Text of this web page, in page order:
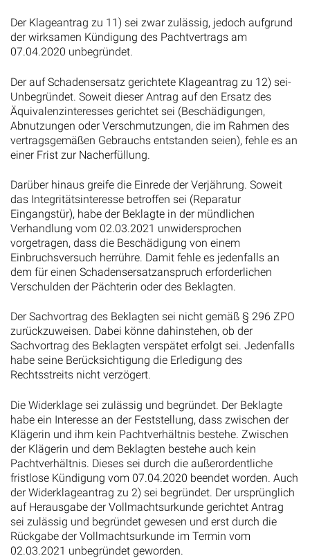
Der Klageantrag zu 11) sei zwar zulässig, jedoch aufgrund
der wirksamen Kündigung des Pachtvertrags am
07.04.2020 unbegründet.
Der auf Schadensersatz gerichtete Klageantrag zu 12) sei-
Unbegründet. Soweit dieser Antrag auf den Ersatz des
Äquivalenzinteresses gerichtet sei (Beschädigungen,
Abnutzungen oder Verschmutzungen, die im Rahmen des
vertragsgemäßen Gebrauchs entstanden seien), fehle es an
einer Frist zur Nacherfüllung.
Darüber hinaus greife die Einrede der Verjährung. Soweit
das Integritätsinteresse betroffen sei (Reparatur
Eingangstür), habe der Beklagte in der mündlichen
Verhandlung vom 02.03.2021 unwidersprochen
vorgetragen, dass die Beschädigung von einem
Einbruchsversuch herrühre. Damit fehle es jedenfalls an
dem für einen Schadensersatzanspruch erforderlichen
Verschulden der Pächterin oder des Beklagten.
Der Sachvortrag des Beklagten sei nicht gemäß § 296 ZPO
zurückzuweisen. Dabei könne dahinstehen, ob der
Sachvortrag des Beklagten verspätet erfolgt sei. Jedenfalls
habe seine Berücksichtigung die Erledigung des
Rechtsstreits nicht verzögert.
Die Widerklage sei zulässig und begründet. Der Beklagte
habe ein Interesse an der Feststellung, dass zwischen der
Klägerin und ihm kein Pachtverhältnis bestehe. Zwischen
der Klägerin und dem Beklagten bestehe auch kein
Pachtverhältnis. Dieses sei durch die außerordentliche
fristlose Kündigung vom 07.04.2020 beendet worden. Auch
der Widerklageantrag zu 2) sei begründet. Der ursprünglich
auf Herausgabe der Vollmachtsurkunde gerichtet Antrag
sei zulässig und begründet gewesen und erst durch die
Rückgabe der Vollmachtsurkunde im Termin vom
02.03.2021 unbegründet geworden.